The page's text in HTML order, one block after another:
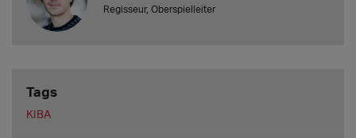
Regisseur, Oberspielleiter
Tags
KIBA